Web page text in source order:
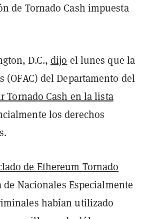
de Tornado Cash impuesta
D.C.,dijo el lunes que la
(OFAC) del Departamento del
Tornado Cash en la lista
los derechos
de Ethereum Tornado
Nacionales Especialmente
habían utilizado